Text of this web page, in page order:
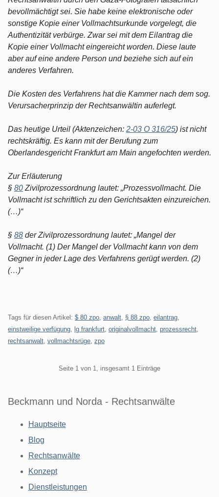
bevollmächtigt sei. Sie habe keine elektronische oder
sonstige Kopie einer Vollmachtsurkunde vorgelegt, die
Authentizität verbürge. Zwar sei mit dem Eilantrag die
Kopie einer Vollmacht eingereicht worden. Diese laute
aber auf eine andere Person und beziehe sich auf ein
anderes Verfahren.
Die Kosten des Verfahrens hat die Kammer nach dem sog.
Verursacherprinzip der Rechtsanwältin auferlegt.
Das heutige Urteil (Aktenzeichen: 2-03 O 316/25) ist nicht
rechtskräftig. Es kann mit der Berufung zum
Oberlandesgericht Frankfurt am Main angefochten werden.
Zur Erläuterung
§ 80 Zivilprozessordnung lautet: „Prozessvollmacht. Die
Vollmacht ist schriftlich zu den Gerichtsakten einzureichen.
(…)“
§ 88 der Zivilprozessordnung lautet: „Mangel der
Vollmacht. (1) Der Mangel der Vollmacht kann von dem
Gegner in jeder Lage des Verfahrens gerügt werden. (2)
(…)“
Tags für diesen Artikel: $ 80 zpo anwalt § 88 zpo eilantrag
einstweilige verfügung
lg frankfurt originalvollmacht prozessrecht
rechtsanwalt vollmachtsrüge zpo
Seite 1 von 1, insgesamt 1 Einträge
Beckmann und Norda - Rechtsanwälte
Hauptseite
Blog
Rechtsanwälte
Konzept
Dienstleistungen